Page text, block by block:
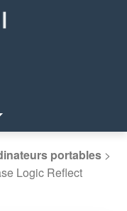
portables >
Logic Reflect